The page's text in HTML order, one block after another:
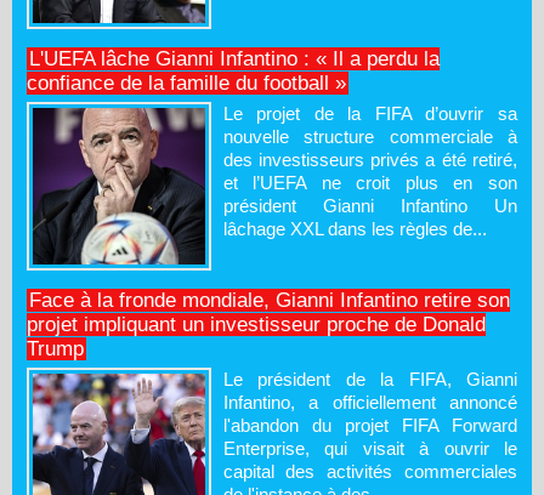
L'UEFA lâche Gianni Infantino : « Il a perdu la
confiance de la famille du football »
Le projet de la FIFA d’ouvrir sa
nouvelle structure commerciale à
des investisseurs privés a été retiré,
et l’UEFA ne croit plus en son
président Gianni Infantino Un
lâchage XXL dans les règles de...
Face à la fronde mondiale, Gianni Infantino retire son
projet impliquant un investisseur proche de Donald
Trump
Le président de la FIFA, Gianni
Infantino, a officiellement annoncé
l'abandon du projet FIFA Forward
Enterprise, qui visait à ouvrir le
capital des activités commerciales